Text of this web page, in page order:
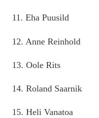
11. Eha Puusild
12. Anne Reinhold
13. Oole Rits
14. Roland Saarnik
15. Heli Vanatoa